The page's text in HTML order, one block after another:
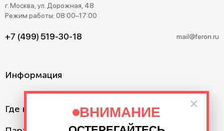
×
ВНИМАНИЕ
г. Москва, ул. Дорожная, 48
Режим работы: 08:00–17:00
+7 (499) 519-30-18 mail@feron.ru
Информация
Где купить?